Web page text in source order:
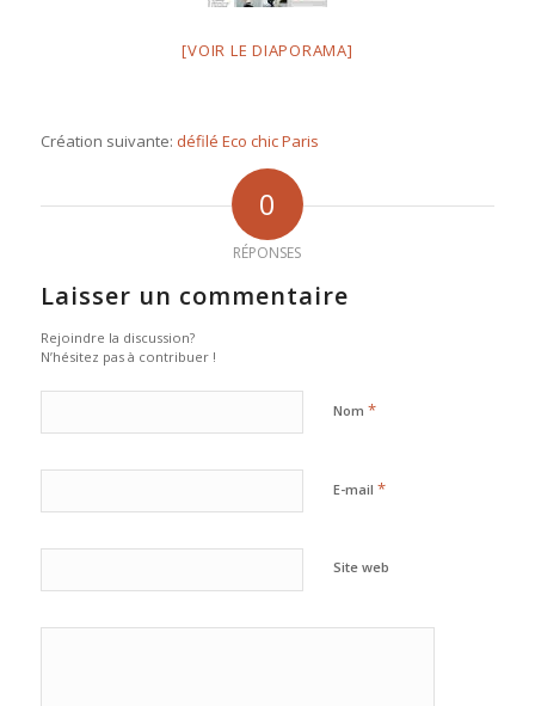
[VOIR LE DIAPORAMA]
Création suivante: défilé Eco chic Paris
0
RÉPONSES
Laisser un commentaire
Rejoindre la discussion?
N’hésitez pas à contribuer !
Nom *
E-mail *
Site web